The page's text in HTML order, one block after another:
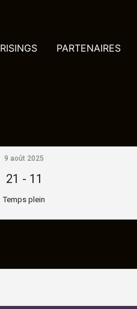
RISINGS PARTENAIRES
9 août 2025
21 - 11
Temps plein